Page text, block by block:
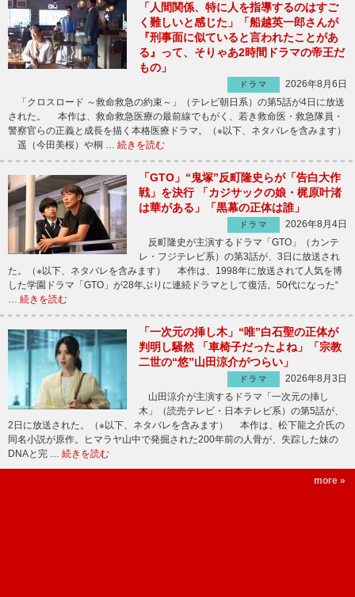
「人間関係、特に人を指導するのはすご
く難しいと感じた」「船越英一郎さんが
『刑事面に似ていると言われたことがあ
る』って、そりゃあ2時間ドラマの帝王だ
もの」
ドラマ
2026年8月6日
「クロスロード ～救命救急の約束～」（テレビ朝日系）の第5話が4日に放送
された。 本作は、救命救急医療の最前線でもがく、若き救命医・救急隊員・
警察官らの正義と成長を描く本格医療ドラマ。（※以下、ネタバレを含みます）
遥（今田美桜）や桐 … 続きを読む
「GTO」“鬼塚”反町隆史らが「告白大作
戦」を決行 「カジサックの娘・梶原叶渚
は華がある」「黒幕の正体は誰」
ドラマ
2026年8月4日
反町隆史が主演するドラマ「GTO」（カンテ
レ・フジテレビ系）の第3話が、3日に放送され
た。（※以下、ネタバレを含みます） 本作は、1998年に放送されて人気を博
した学園ドラマ「GTO」が28年ぶりに連続ドラマとして復活。50代になった“
… 続きを読む
「一次元の挿し木」“唯”白石聖の正体が
判明し騒然 「車椅子だったよね」「宗教
二世の“悠”山田涼介がつらい」
ドラマ
2026年8月3日
山田涼介が主演するドラマ「一次元の挿し
木」（読売テレビ・日本テレビ系）の第5話が、
2日に放送された。（※以下、ネタバレを含みます） 本作は、松下龍之介氏の
同名小説が原作。ヒマラヤ山中で発掘された200年前の人骨が、失踪した妹の
DNAと完 … 続きを読む
more »